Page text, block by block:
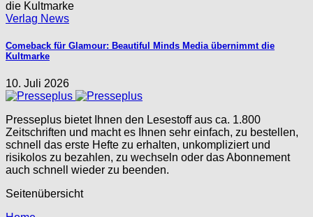
Verlag News
Comeback für Glamour: Beautiful Minds Media übernimmt die
Kultmarke
10. Juli 2026
Presseplus bietet Ihnen den Lesestoff aus ca. 1.800
Zeitschriften und macht es Ihnen sehr einfach, zu bestellen,
schnell das erste Hefte zu erhalten, unkompliziert und
risikolos zu bezahlen, zu wechseln oder das Abonnement
auch schnell wieder zu beenden.
Seitenübersicht